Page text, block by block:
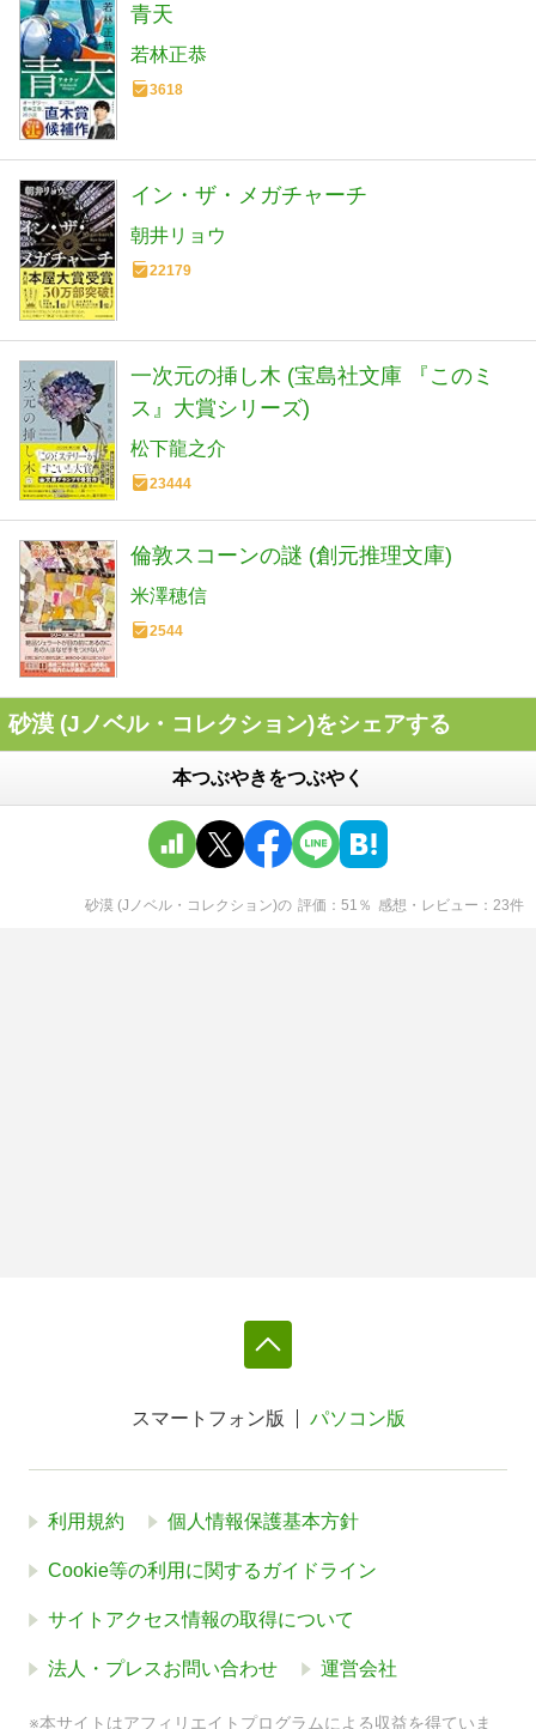
青天
若林正恭
3618
イン・ザ・メガチャーチ
朝井リョウ
22179
一次元の挿し木 (宝島社文庫 『このミ
ス』大賞シリーズ)
松下龍之介
23444
倫敦スコーンの謎 (創元推理文庫)
米澤穂信
2544
砂漠 (Jノベル・コレクション)をシェアする
本つぶやきをつぶやく
砂漠 (Jノベル・コレクション)の 評価 51 ％ 感想・レビュー 23件
スマートフォン版 パソコン版
利用規約 個人情報保護基本方針
Cookie等の利用に関するガイドライン
サイトアクセス情報の取得について
法人・プレスお問い合わせ 運営会社
※本サイトはアフィリエイトプログラムによる収益を得ていま